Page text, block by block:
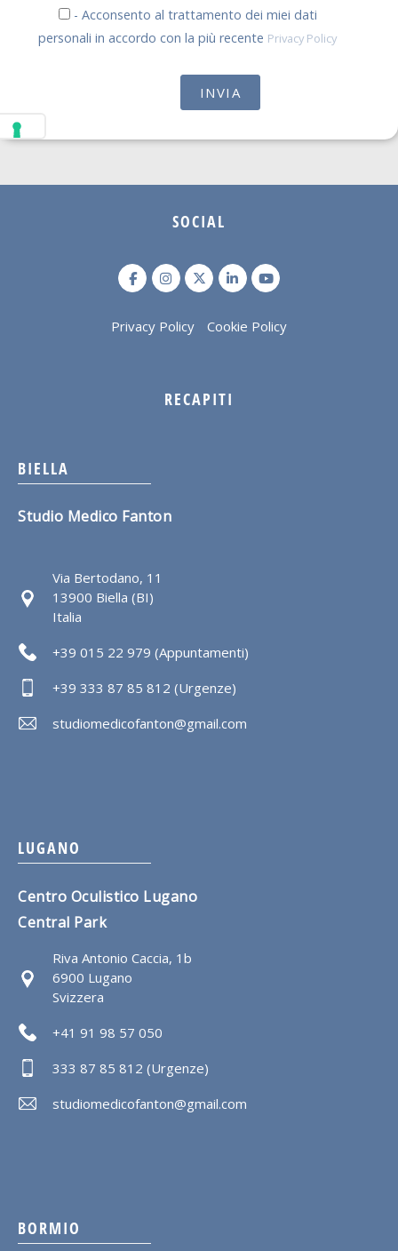
- Acconsento al trattamento dei miei dati
personali in accordo con la più recente Privacy Policy
SOCIAL
Privacy Policy Cookie Policy
RECAPITI
BIELLA
Studio Medico Fanton
Via Bertodano, 11
13900 Biella (BI)
Italia
+39 015 22 979 (Appuntamenti)
+39 333 87 85 812 (Urgenze)
studiomedicofanton@gmail.com
LUGANO
Centro Oculistico Lugano
Central Park
Riva Antonio Caccia, 1b
6900 Lugano
Svizzera
+41 91 98 57 050
333 87 85 812 (Urgenze)
studiomedicofanton@gmail.com
BORMIO